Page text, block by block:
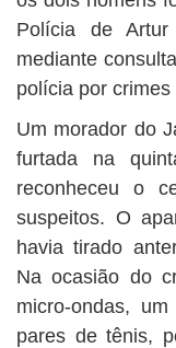
Polícia de
mediante
polícia por
Um morador do
furtada na
reconheceu o
suspeitos. O
havia tirado
Na ocasião do
micro-ondas,
pares de tênis,